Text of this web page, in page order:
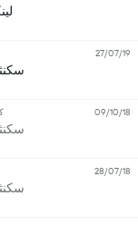
27/07/19
09/10/18
28/07/18